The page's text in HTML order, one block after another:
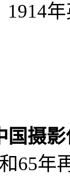
1914
国摄
65年